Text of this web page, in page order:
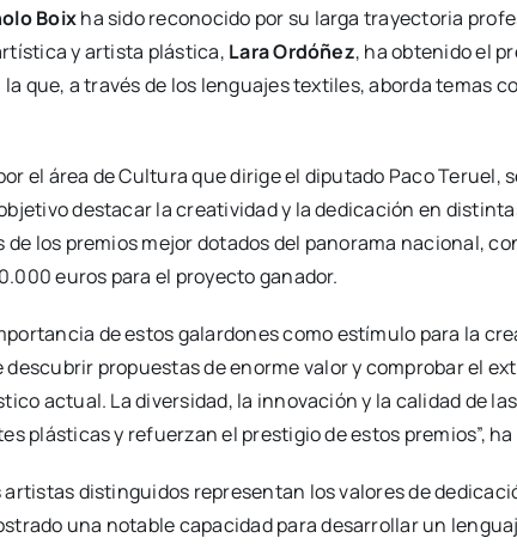
Boixha sido reco­no­ci­do por su lar­ga tra­yec­to­ria
y artis­ta plás­ti­ca, Lara Ordó­ñez, ha obte­ni­do el
que, a tra­vés de los len­gua­jes tex­ti­les, abor­da temas
el área de Cul­tu­ra que diri­ge el dipu­tado Paco Teruel,
des­ta­car la crea­ti­vi­dad y la dedi­ca­ción en
los pre­mios mejor dota­dos del pano­ra­ma nacio­nal,
euros para el pro­yec­to gana­dor.
de estos galar­do­nes como estí­mu­lo para la
des­cu­brir pro­pues­tas de enor­me valor y com­pro­bar el
actual. La diver­si­dad, la inno­va­ción y la cali­dad de
plás­ti­cas y refuer­zan el pres­ti­gio de estos pre­mios”,
dis­tin­gui­dos repre­sen­tan los valo­res de
una nota­ble capa­ci­dad para desa­rro­llar un